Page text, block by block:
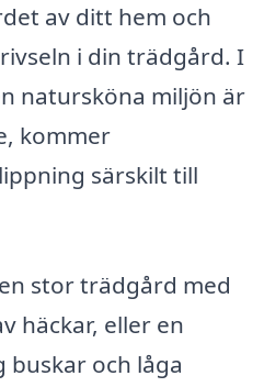
av ditt hem och
i din trädgård. I
natursköna miljön är
kommer
särskilt till
stor trädgård med
häckar, eller en
och låga